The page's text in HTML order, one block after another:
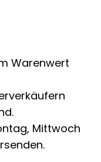
Warenwert
Mittwoch